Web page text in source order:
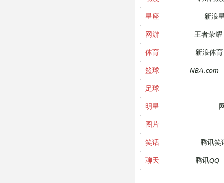
星座 新浪
网游 王者荣耀
体育 新浪体育
篮球 NBA.com
足球
明星
图片
笑话 腾讯笑
聊天 腾讯QQ